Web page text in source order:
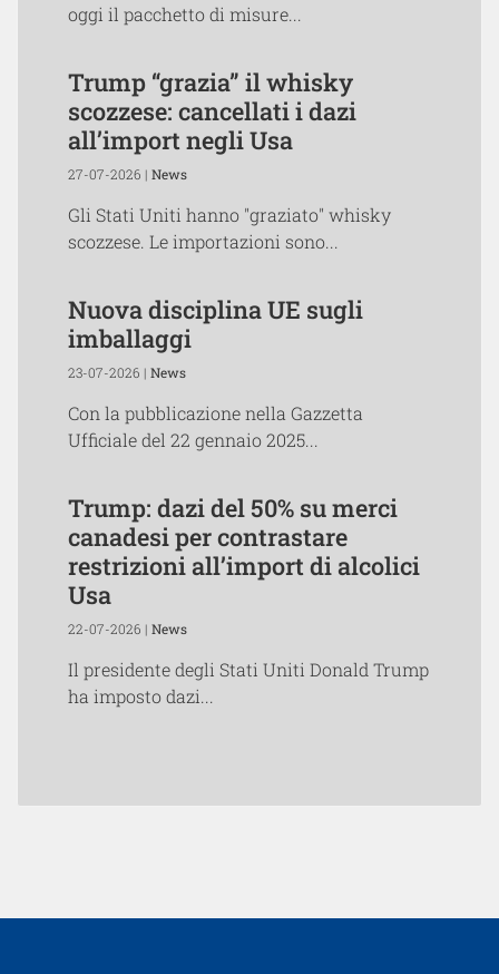
oggi il pacchetto di misure...
Trump “grazia” il whisky
scozzese: cancellati i dazi
all’import negli Usa
27-07-2026 | News
Gli Stati Uniti hanno "graziato" whisky
scozzese. Le importazioni sono...
Nuova disciplina UE sugli
imballaggi
23-07-2026 | News
Con la pubblicazione nella Gazzetta
Ufficiale del 22 gennaio 2025...
Trump: dazi del 50% su merci
canadesi per contrastare
restrizioni all’import di alcolici
Usa
22-07-2026 | News
Il presidente degli Stati Uniti Donald Trump
ha imposto dazi...